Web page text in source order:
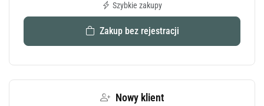
Szybkie zakupy
Zakup bez rejestracji
Nowy klient